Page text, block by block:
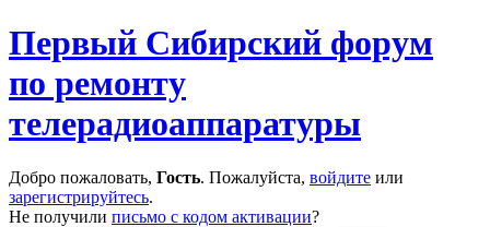
Первый Сибирский форум
по ремонту
телерадиоаппаратуры
Добро пожаловать, Гость. Пожалуйста, войдите или
зарегистрируйтесь.
Не получили письмо с кодом активации?